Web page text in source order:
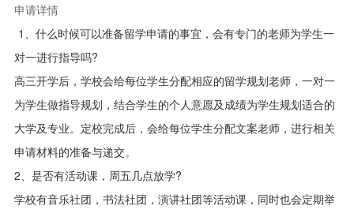
申请详情
1、什么时候可以准备留学申请的事宜，会有专门的老师为学生一
对一进行指导吗?
高三开学后，学校会给每位学生分配相应的留学规划老师，一对一
为学生做指导规划，结合学生的个人意愿及成绩为学生规划适合的
大学及专业。定校完成后，会给每位学生分配文案老师，进行相关
申请材料的准备与递交。
2、是否有活动课，周五几点放学?
学校有音乐社团，书法社团，演讲社团等活动课，同时也会定期举